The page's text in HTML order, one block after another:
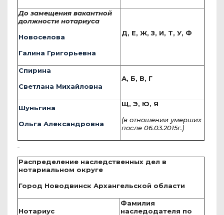
До замещения вакантной
должности нотариуса
Новоселова
Галина Григорьевна
Д, Е, Ж, З, И, Т, У, Ф
Спирина
Светлана Михайловна
А, Б, В, Г
Шуньгина
Ольга Александровна
Щ, Э, Ю, Я
(в отношении умерших
после 06.03.2015г.)
Распределение наследственных дел в
нотариальном округе
Город Новодвинск Архангельской области
Нотариус
Фамилия
наследодателя по